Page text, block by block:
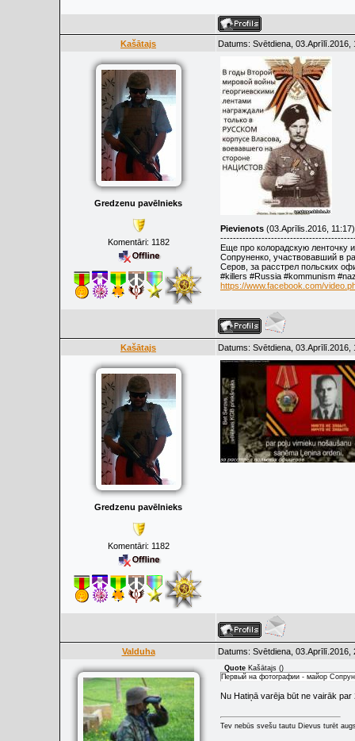
Kašātajs Datums: Svētdiena, 03.Aprīlī.2016,
Gredzenu pavēlnieks
Komentāri: 1182
Pievienots (03.Aprīlis.2016, 11:17)
Еще про колорадскую ленточку
Сопруненко, участвовавший в
Серов, за расстрел польских
‪#‎killers‬ ‪#‎Russia‬ ‪#‎kommunism‬
https://www.facebook.com/
Kašātajs Datums: Svētdiena, 03.Aprīlī.2016,
Gredzenu pavēlnieks
Komentāri: 1182
Valduha Datums: Svētdiena,
Quote Kašātajs ()
Первый на фотографии - майор
Nu Hatiņā varēja būt ne vairāk
Tev nebūs svešu tautu Dievus turēt